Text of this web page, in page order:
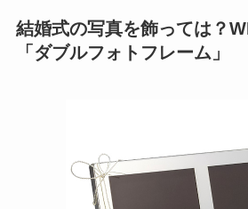
結婚式の写真を飾っては？
「ダブルフォトフレーム」